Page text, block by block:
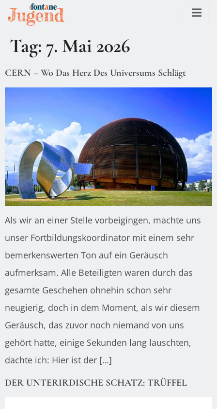
Tag: 7. Mai 2026
CERN – Wo Das Herz Des Universums Schlägt
Als wir an einer Stelle vorbeigingen, machte uns
unser Fortbildungskoordinator mit einem sehr
bemerkenswerten Ton auf ein Geräusch
aufmerksam. Alle Beteiligten waren durch das
gesamte Geschehen ohnehin schon sehr
neugierig, doch in dem Moment, als wir diesem
Geräusch, das zuvor noch niemand von uns
gehört hatte, einige Sekunden lang lauschten,
dachte ich: Hier ist der […]
DER UNTERIRDISCHE SCHATZ: TRÜFFEL